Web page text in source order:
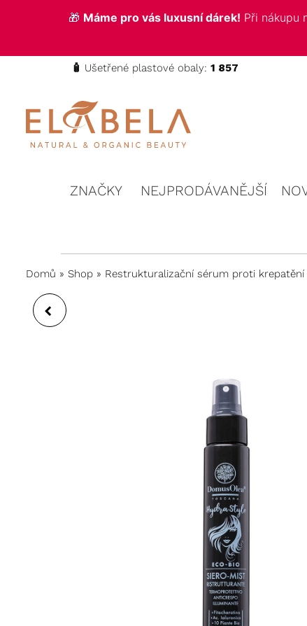
🎁 Máme pro vás luxusní dárek! Při nákupu
🧴 Ušetřené plastové obaly: 1 857
BeautyZNAČKY NEJPRODÁVANĚJŠÍ
Domů » Shop » Restrukturalizační sérum proti krepatění